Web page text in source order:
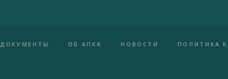
ДОКУМЕНТЫ ОБ АПКК НОВОСТИ ПОЛИТИКА